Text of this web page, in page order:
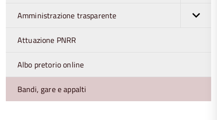
Amministrazione trasparente
Attuazione PNRR
Albo pretorio online
Bandi, gare e appalti